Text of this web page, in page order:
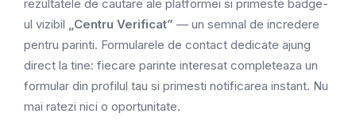
rezultatele de cautare ale platformei si primeste badge-
ul vizibil
„Centru Verificat” — un semnal de incredere
pentru parinti. Formularele de contact dedicate ajung
direct la tine: fiecare parinte interesat completeaza un
formular din profilul tau si primesti notificarea instant. Nu
mai ratezi nici o oportunitate.